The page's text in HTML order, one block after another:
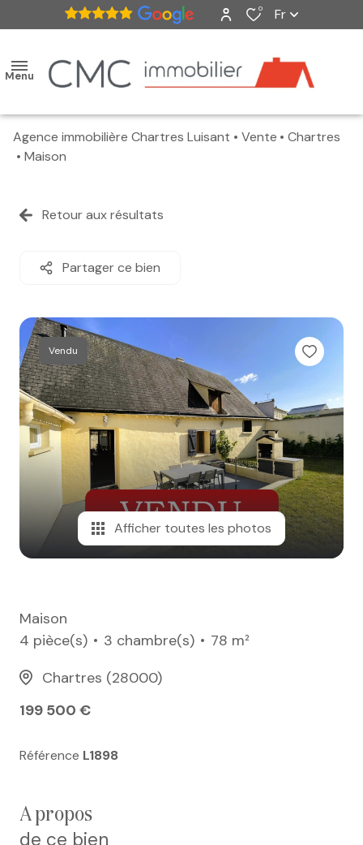
0 Fr
Menu
accueil
vendus
estimation
alerte
e-mail
notre
agence
honoraires
contact
Agence immobilière Chartres Luisant Vente
Chartres
Maison
Retour aux résultats
Partager ce bien
Vendu
Afficher toutes les photos
Maison
4 pièce(s)
3 chambre(s)
78 m²
Chartres (28000)
199 500 €
Référence L1898
a propos
de ce bien